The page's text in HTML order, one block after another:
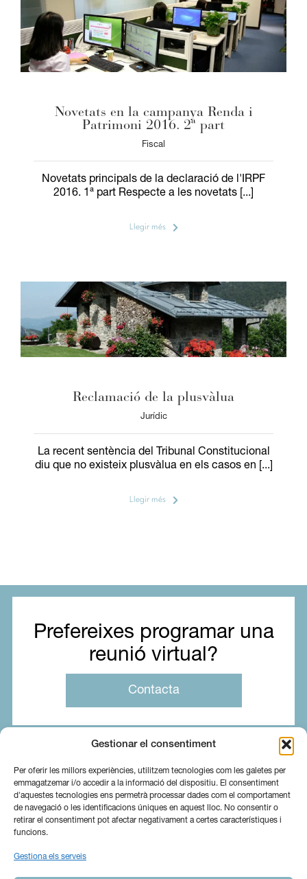
Gestionar el consentiment
Per oferir les millors experiències, utilitzem tecnologies com les galetes per
emmagatzemar i/o accedir a la informació del dispositiu. El consentiment
d'aquestes tecnologies ens permetrà processar dades com el comportament
de navegació o les identificacions úniques en aquest lloc. No consentir o
retirar el consentiment pot afectar negativament a certes característiques i
funcions.
Gestiona els serveis
Novetats en la campanya Renda i
Patrimoni 2016. 2ª part
Fiscal
Novetats principals de la declaració de l'IRPF
2016. 1ª part Respecte a les novetats [...]
Llegir més
Reclamació de la plusvàlua
Jurídic
La recent sentència del Tribunal Constitucional
diu que no existeix plusvàlua en els casos en [...]
Llegir més
Prefereixes programar una
reunió virtual?
Contacta